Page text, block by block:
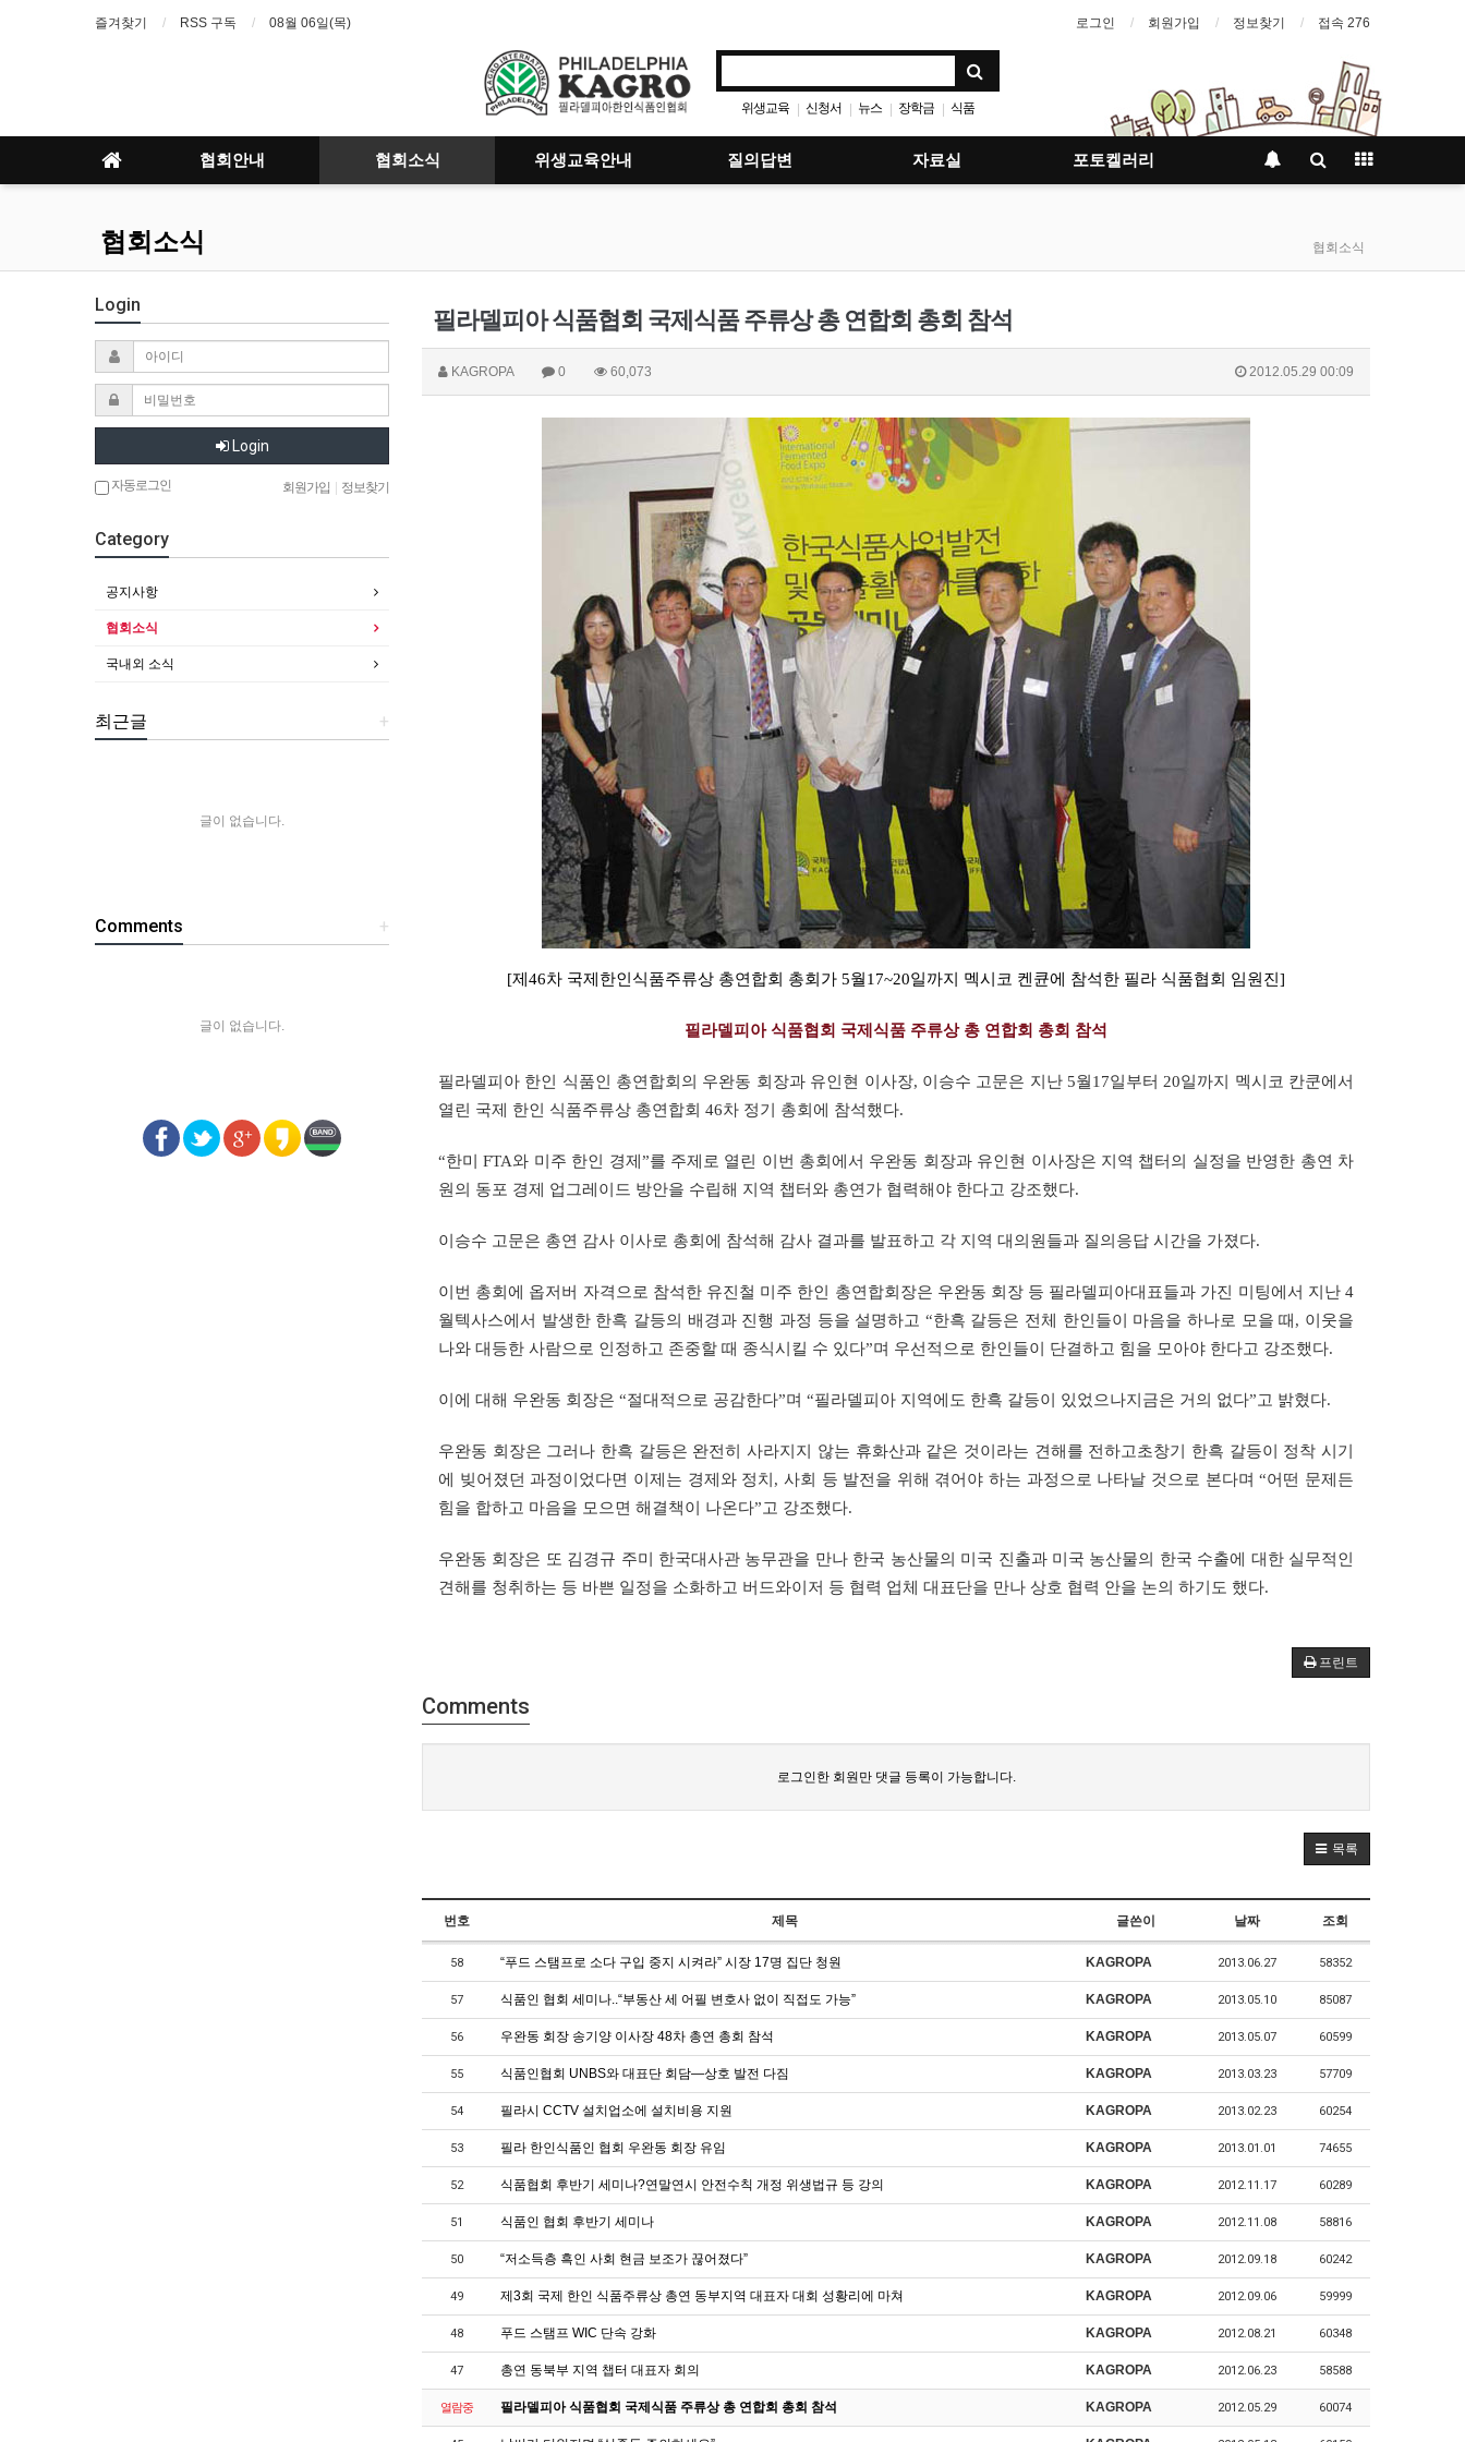
즐겨찾기 RSS 구독 08월 06일(목) 로그인 회원가입 정보찾기 접속 276
위생교육 | 신청서 | 뉴스 | 장학금 | 식품
협회안내 협회소식 위생교육안내 질의답변 자료실 포토켈러리
협회소식 협회소식
필라델피아 식품협회 국제식품 주류상 총 연합회 총회 참석
KAGROPA 0 60,073 2012.05.29 00:09
[제46차 국제한인식품주류상 총연합회 총회가 5월17~20일까지 멕시코 켄큔에 참석한 필라 식품협회 임원진]
필라델피아 식품협회 국제식품 주류상 총 연합회 총회 참석
필라델피아 한인 식품인 총연합회의 우완동 회장과 유인현 이사장, 이승수 고문은 지난 5월17일부터 20일까지 멕시코 칸쿤에서
열린 국제 한인 식품주류상 총연합회 46차 정기 총회에 참석했다.
“한미 FTA와 미주 한인 경제”를 주제로 열린 이번 총회에서 우완동 회장과 유인현 이사장은 지역 챕터의 실정을 반영한 총연 차
원의 동포 경제 업그레이드 방안을 수립해 지역 챕터와 총연가 협력해야 한다고 강조했다.
이승수 고문은 총연 감사 이사로 총회에 참석해 감사 결과를 발표하고 각 지역 대의원들과 질의응답 시간을 가졌다.
이번 총회에 옵저버 자격으로 참석한 유진철 미주 한인 총연합회장은 우완동 회장 등 필라델피아대표들과 가진 미팅에서 지난 4
월텍사스에서 발생한 한흑 갈등의 배경과 진행 과정 등을 설명하고 “한흑 갈등은 전체 한인들이 마음을 하나로 모을 때, 이웃을
나와 대등한 사람으로 인정하고 존중할 때 종식시킬 수 있다”며 우선적으로 한인들이 단결하고 힘을 모아야 한다고 강조했다.
이에 대해 우완동 회장은 “절대적으로 공감한다”며 “필라델피아 지역에도 한흑 갈등이 있었으나지금은 거의 없다”고 밝혔다.
우완동 회장은 그러나 한흑 갈등은 완전히 사라지지 않는 휴화산과 같은 것이라는 견해를 전하고초창기 한흑 갈등이 정착 시기
에 빚어졌던 과정이었다면 이제는 경제와 정치, 사회 등 발전을 위해 겪어야 하는 과정으로 나타날 것으로 본다며 “어떤 문제든
힘을 합하고 마음을 모으면 해결책이 나온다”고 강조했다.
우완동 회장은 또 김경규 주미 한국대사관 농무관을 만나 한국 농산물의 미국 진출과 미국 농산물의 한국 수출에 대한 실무적인
견해를 청취하는 등 바쁜 일정을 소화하고 버드와이저 등 협력 업체 대표단을 만나 상호 협력 안을 논의 하기도 했다.
프린트
Comments
로그인한 회원만 댓글 등록이 가능합니다.
목록
번호 제목 글쓴이 날짜 조회
58 “푸드 스탬프로 소다 구입 중지 시켜라” 시장 17명 집단 청원 KAGROPA 2013.06.27 58352
57 식품인 협회 세미나..“부동산 세 어필 변호사 없이 직접도 가능” KAGROPA 2013.05.10 85087
56 우완동 회장 송기양 이사장 48차 총연 총회 참석 KAGROPA 2013.05.07 60599
55 식품인협회 UNBS와 대표단 회담—상호 발전 다짐 KAGROPA 2013.03.23 57709
54 필라시 CCTV 설치업소에 설치비용 지원 KAGROPA 2013.02.23 60254
53 필라 한인식품인 협회 우완동 회장 유임 KAGROPA 2013.01.01 74655
52 식품협회 후반기 세미나?연말연시 안전수칙 개정 위생법규 등 강의 KAGROPA 2012.11.17 60289
51 식품인 협회 후반기 세미나 KAGROPA 2012.11.08 58816
50 “저소득층 흑인 사회 현금 보조가 끊어졌다” KAGROPA 2012.09.18 60242
49 제3회 국제 한인 식품주류상 총연 동부지역 대표자 대회 성황리에 마쳐 KAGROPA 2012.09.06 59999
48 푸드 스탬프 WIC 단속 강화 KAGROPA 2012.08.21 60348
47 총연 동북부 지역 챕터 대표자 회의 KAGROPA 2012.06.23 58588
열람중 필라델피아 식품협회 국제식품 주류상 총 연합회 총회 참석 KAGROPA 2012.05.29 60074
Login
Login
자동로그인 회원가입 정보찾기
Category
공지사항
협회소식
국내외 소식
+
최근글
글이 없습니다.
+
Comments
글이 없습니다.